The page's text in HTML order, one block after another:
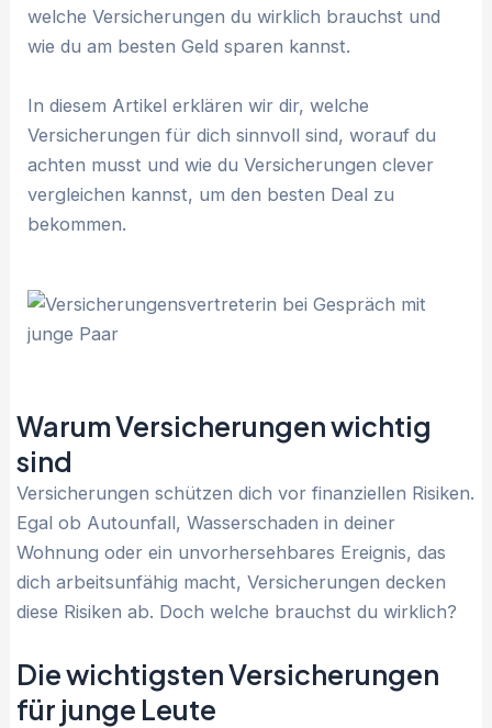
welche Versicherungen du wirklich brauchst und
wie du am besten Geld sparen kannst.
In diesem Artikel erklären wir dir, welche
Versicherungen für dich sinnvoll sind, worauf du
achten musst und wie du Versicherungen clever
vergleichen kannst, um den besten Deal zu
bekommen.
Warum Versicherungen wichtig
sind
Versicherungen schützen dich vor finanziellen Risiken.
Egal ob Autounfall, Wasserschaden in deiner
Wohnung oder ein unvorhersehbares Ereignis, das
dich arbeitsunfähig macht, Versicherungen decken
diese Risiken ab. Doch welche brauchst du wirklich?
Die wichtigsten Versicherungen
für junge Leute